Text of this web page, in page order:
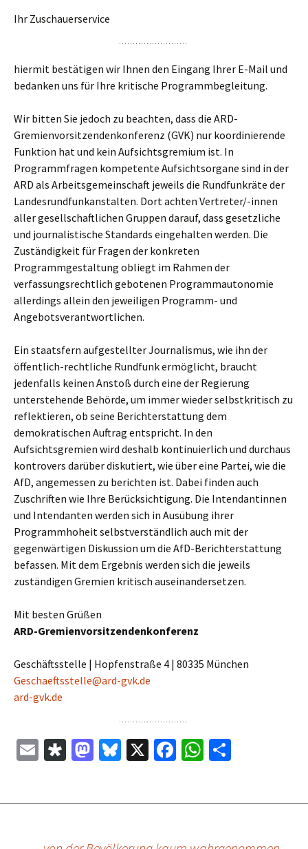
Ihr Zuschauerservice
hiermit bestätigen wir Ihnen den Eingang Ihrer E-Mail und
bedanken uns für Ihre kritische Programmbegleitung.
Wir bitten Sie jedoch zu beachten, dass die ARD-
Gremienvorsitzendenkonferenz (GVK) nur koordinierende
Funktion hat und kein Aufsichtsgremium ist. In
Programmfragen kompetente Aufsichtsorgane sind in der
ARD als Arbeitsgemeinschaft jeweils die Rundfunkräte der
Landesrundfunkanstalten. Dort achten Vertreter/-innen
aller gesellschaftlichen Gruppen darauf, dass gesetzliche
und journalistische Standards eingehalten werden. Die
Zuständigkeit für Fragen der konkreten
Programmgestaltung obliegt im Rahmen der
verfassungsrechtlich gebotenen Programmautonomie
allerdings allein den jeweiligen Programm- und
Angebotsverantwortlichen.
Ein staatsfern aufgestellter Journalismus, wie ihn der
öffentlich-rechtliche Rundfunk ermöglicht, braucht
jedenfalls keinen Anstoß durch eine der Regierung
unterstehende Behörde, um immer wieder selbstkritisch zu
reflektieren, ob seine Berichterstattung dem
demokratischen Auftrag entspricht. In den
Aufsichtsgremien wird deshalb kontinuierlich und durchaus
kontrovers darüber diskutiert, wie über eine Partei, wie die
AfD, angemessen zu berichten ist. Dabei finden auch
Zuschriften wie Ihre Berücksichtigung. Die Intendantinnen
und Intendanten werden sich in Ausübung ihrer
Programmhoheit selbstverständlich auch mit der
gegenwärtigen Diskussion um die AfD-Berichterstattung
befassen. Mit dem Ergebnis werden sich die jeweils
zuständigen Gremien kritisch auseinandersetzen.
Mit besten Grüßen
ARD-Gremienvorsitzendenkonferenz
Geschäftsstelle | Hopfenstraße 4 | 80335 München
Geschaeftsstelle@ard-gvk.de
ard-gvk.de
E
Di
a
M Bl X
Fa W
p